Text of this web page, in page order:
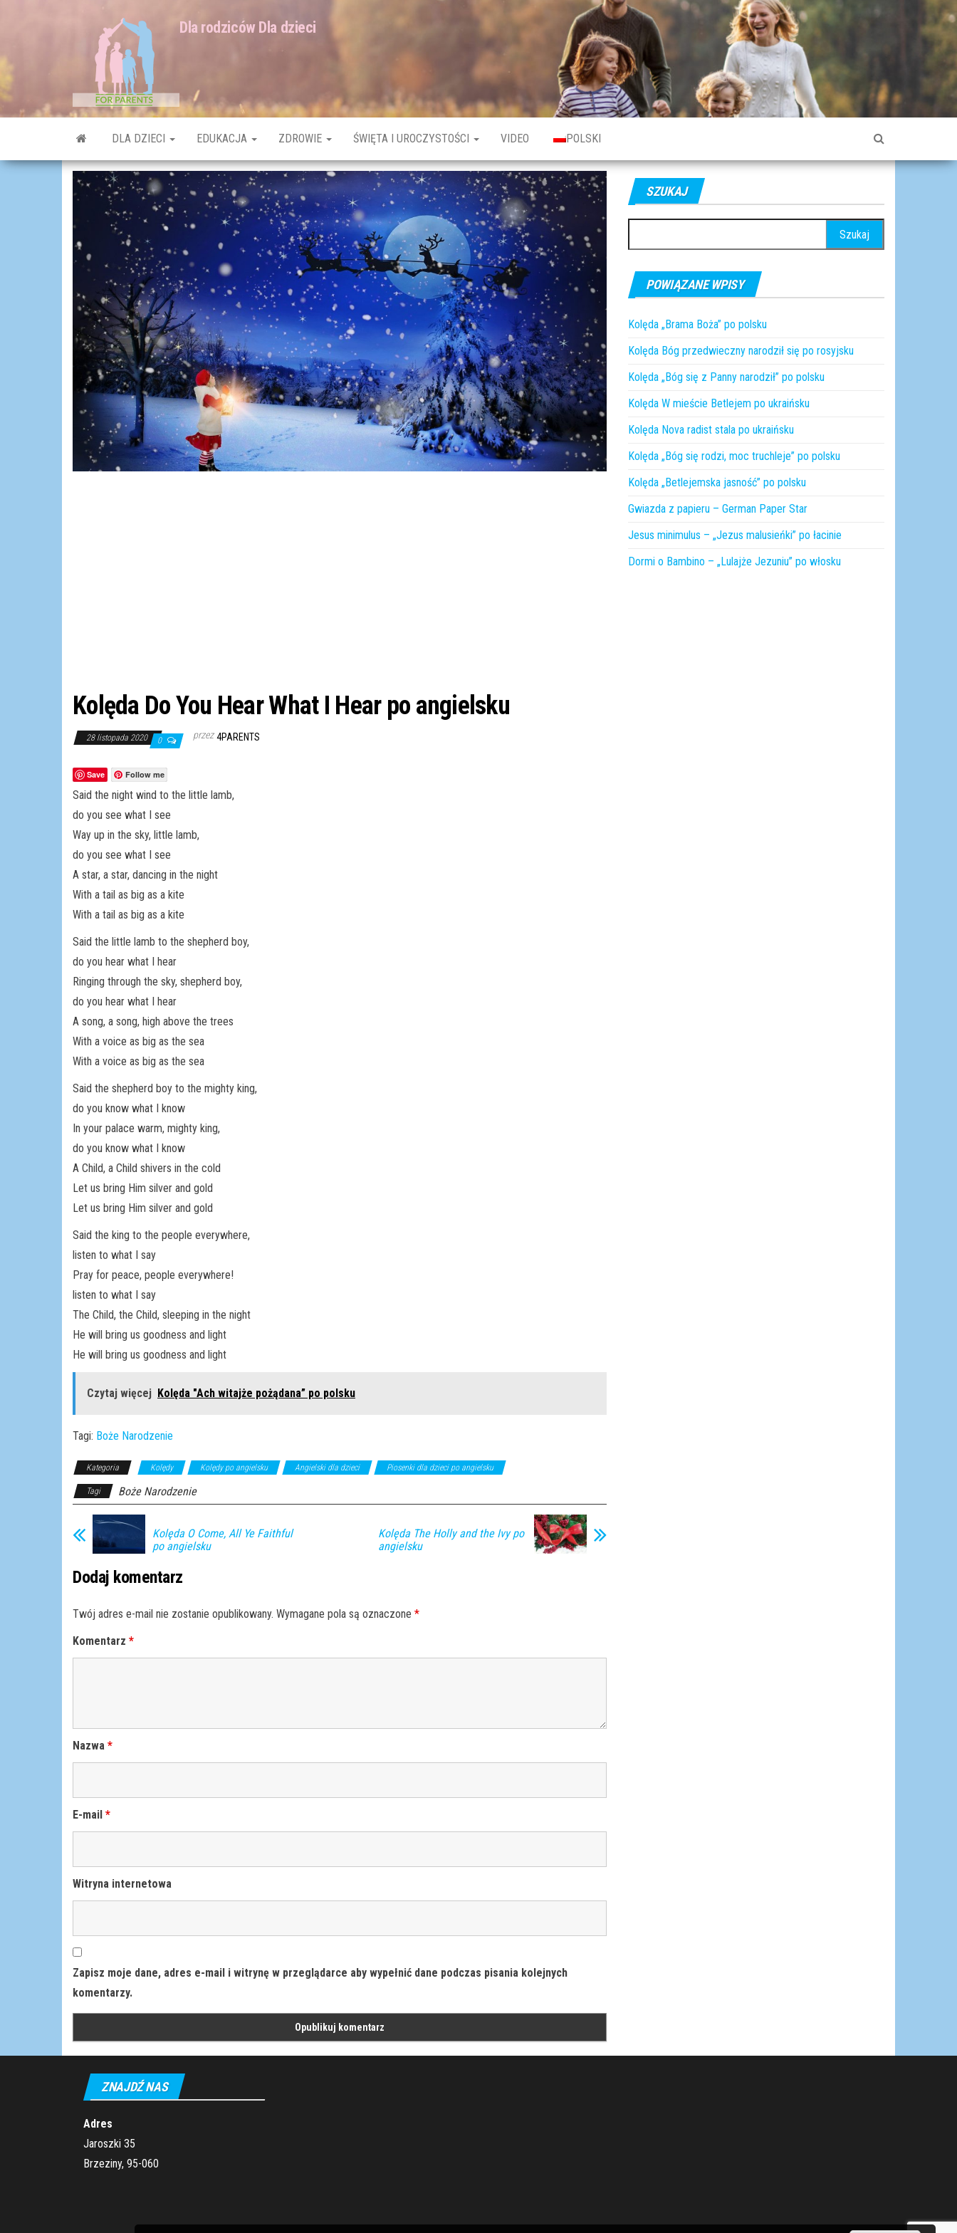
Dla rodziców Dla dzieci
DLA DZIECI EDUKACJA ZDROWIE ŚWIĘTA I UROCZYSTOŚCI VIDEO POLSKI
Kolęda Do You Hear What I Hear po angielsku
28 listopada 2020 0 przez 4PARENTS
Save Follow me
Said the night wind to the little lamb,
do you see what I see
Way up in the sky, little lamb,
do you see what I see
A star, a star, dancing in the night
With a tail as big as a kite
With a tail as big as a kite
Said the little lamb to the shepherd boy,
do you hear what I hear
Ringing through the sky, shepherd boy,
do you hear what I hear
A song, a song, high above the trees
With a voice as big as the sea
With a voice as big as the sea
Said the shepherd boy to the mighty king,
do you know what I know
In your palace warm, mighty king,
do you know what I know
A Child, a Child shivers in the cold
Let us bring Him silver and gold
Let us bring Him silver and gold
Said the king to the people everywhere,
listen to what I say
Pray for peace, people everywhere!
listen to what I say
The Child, the Child, sleeping in the night
He will bring us goodness and light
He will bring us goodness and light
Czytaj więcej Kolęda "Ach witajże pożądana” po polsku
Tagi: Boże Narodzenie
Kategoria Kolędy Kolędy po angielsku Angielski dla dzieci Piosenki dla dzieci po angielsku
Tagi Boże Narodzenie
Kolęda O Come, All Ye Faithful
po angielsku
Kolęda The Holly and the Ivy po
angielsku
Dodaj komentarz
Twój adres e-mail nie zostanie opublikowany. Wymagane pola są oznaczone *
Komentarz *
Nazwa *
E-mail *
Witryna internetowa
Zapisz moje dane, adres e-mail i witrynę w przeglądarce aby wypełnić dane podczas pisania kolejnych
komentarzy.
SZUKAJ
POWIĄZANE WPISY
Kolęda „Brama Boża” po polsku
Kolęda Bóg przedwieczny narodził się po rosyjsku
Kolęda „Bóg się z Panny narodził” po polsku
Kolęda W mieście Betlejem po ukraińsku
Kolęda Nova radist stala po ukraińsku
Kolęda „Bóg się rodzi, moc truchleje” po polsku
Kolęda „Betlejemska jasność” po polsku
Gwiazda z papieru – German Paper Star
Jesus minimulus – „Jezus malusieńki” po łacinie
Dormi o Bambino – „Lulajże Jezuniu” po włosku
ZNAJDŹ NAS
Adres
Jaroszki 35
Brzeziny, 95-060